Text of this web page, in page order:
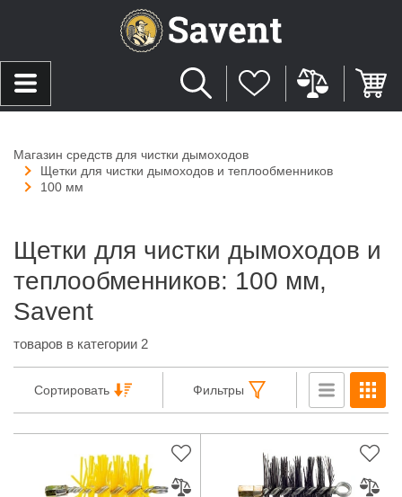
Магазин средств для чистки дымоходов
Щетки для чистки дымоходов и теплообменников
100 мм
Щетки для чистки дымоходов и
теплообменников: 100 мм,
Savent
товаров в категории 2
Сортировать Фильтры